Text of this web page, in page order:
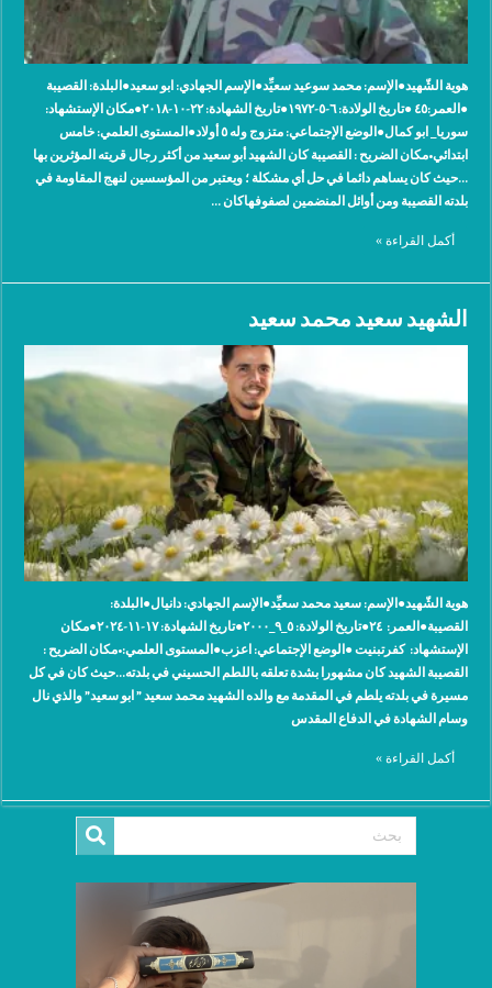
هوية الشّهيد●الإسم: محمد سوعيد سعيِّد●الإسم الجهادي: ‫ابو سعيد●البلدة: القصيبة
‫●العمر:٤٥ ●تاريخ الولادة: ٦-٥-١٩٧٢●تاريخ الشهادة: ٢٢-١٠-٢٠١٨●مكان الإستشهاد:
‫سوريا_ ابو كمال●الوضع الإجتماعي: متزوج وله ٥ أولاد●المستوى العلمي: خامس
ابتدائي•مكان الضريح : القصيبة كان الشهيد أبو سعيد من أكثر رجال قريته المؤثرين بها
…حيث كان يساهم دائما في حل أي مشكلة ؛ ويعتبر من المؤسسين لنهج المقاومة في
بلدته القصيبة ومن أوائل المنضمين لصفوفهاكان …
أكمل القراءة »
الشهيد سعيد محمد سعيد
هوية الشّهيد●الإسم: سعيد محمد سعيِّد●الإسم الجهادي: ‫دانيال●البلدة:
‫القصيبة●العمر: ٢٤●تاريخ الولادة: ٥_٩_٢٠٠٠●تاريخ الشهادة: ١٧-١١-٢٠٢٤●مكان
الإستشهاد: كفرتبنيت ‫●الوضع الإجتماعي: اعزب●المستوى العلمي:•مكان الضريح :
القصيبة الشهيد كان مشهورا بشدة تعلقه باللطم الحسيني في بلدته…حيث كان في كل
مسيرة في بلدته يلطم في المقدمة مع والده الشهيد محمد سعيد ” ابو سعيد” والذي نال
وسام الشهادة في الدفاع المقدس
أكمل القراءة »